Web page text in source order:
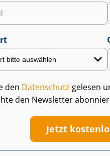
den Datenschutz gelesen
den Newsletter
Jetzt